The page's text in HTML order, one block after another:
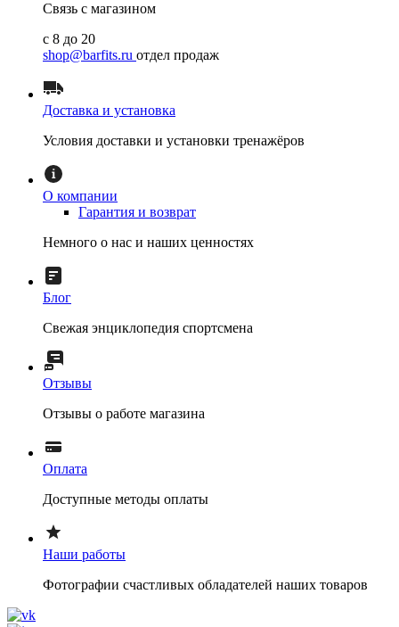
Связь с магазином
с 8 до 20
shop@barfits.ru отдел продаж
Доставка и установка
Условия доставки и установки тренажёров
О компании
Гарантия и возврат
Немного о нас и наших ценностях
Блог
Свежая энциклопедия спортсмена
Отзывы
Отзывы о работе магазина
Оплата
Доступные методы оплаты
Наши работы
Фотографии счастливых обладателей наших товаров